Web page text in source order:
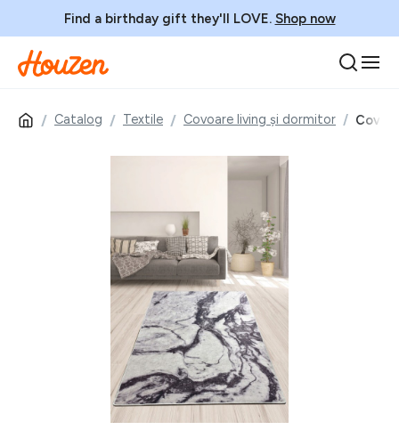
Find a birthday gift they'll LOVE. Shop now
Catalog Textile Covoare living și dormitor